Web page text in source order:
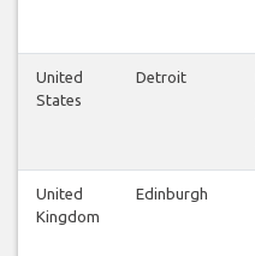
United
States
Detroit
United
Kingdom
Edinburgh